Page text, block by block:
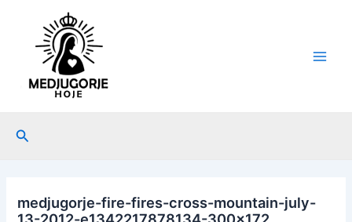
conteúdo
Pesquisar
medjugorje-fire-fires-cross-mountain-july-
navigation